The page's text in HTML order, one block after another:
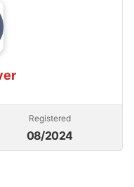
Registered
08/2024